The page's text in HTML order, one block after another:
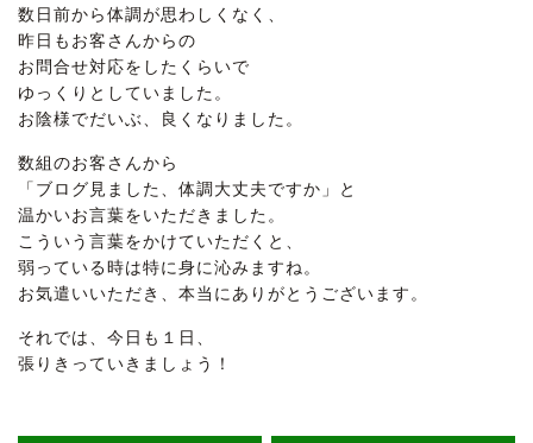
数日前から体調が思わしくなく、
昨日もお客さんからの
お問合せ対応をしたくらいで
ゆっくりとしていました。
お陰様でだいぶ、良くなりました。
数組のお客さんから
「ブログ見ました、体調大丈夫ですか」と
温かいお言葉をいただきました。
こういう言葉をかけていただくと、
弱っている時は特に身に沁みますね。
お気遣いいただき、本当にありがとうございます。
それでは、今日も１日、
張りきっていきましょう！